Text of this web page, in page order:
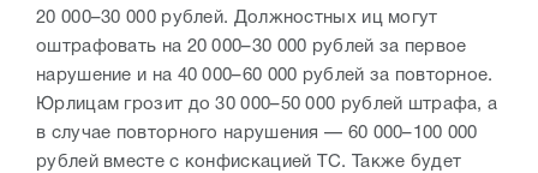
20 000–30 000 рублей. Должностных иц могут
оштрафовать на 20 000–30 000 рублей за первое
нарушение и на 40 000–60 000 рублей за повторное.
Юрлицам грозит до 30 000–50 000 рублей штрафа, а
в случае повторного нарушения — 60 000–100 000
рублей вместе с конфискацией ТС. Также будет